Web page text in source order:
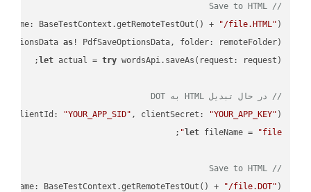
// Save to HTML
BaseTestContext.getRemoteTestOut() +
"/file.HTML" );
as! PdfSaveOptionsData, folder: remoteFolder);
let actual = try
// در حال تبدیل HTML به DOT
clientId: "YOUR_APP_SID" , clientSecret: "YOUR_APP_KEY" )
let fileName = "file"
// Save to HTML
BaseTestContext.getRemoteTestOut() +
"/file.DOT" );